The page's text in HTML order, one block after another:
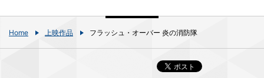
Home 上映作品 フラッシュ・オーバー 炎の消防隊